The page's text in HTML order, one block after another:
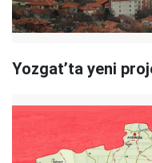
Yozgat’ta yeni